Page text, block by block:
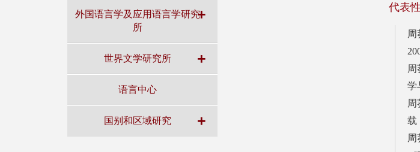
外国语言学及应用语言学研究
所
+
世界文学研究所 +
语言中心
国别和区域研究 +
代表
周
周
学
周
载
周